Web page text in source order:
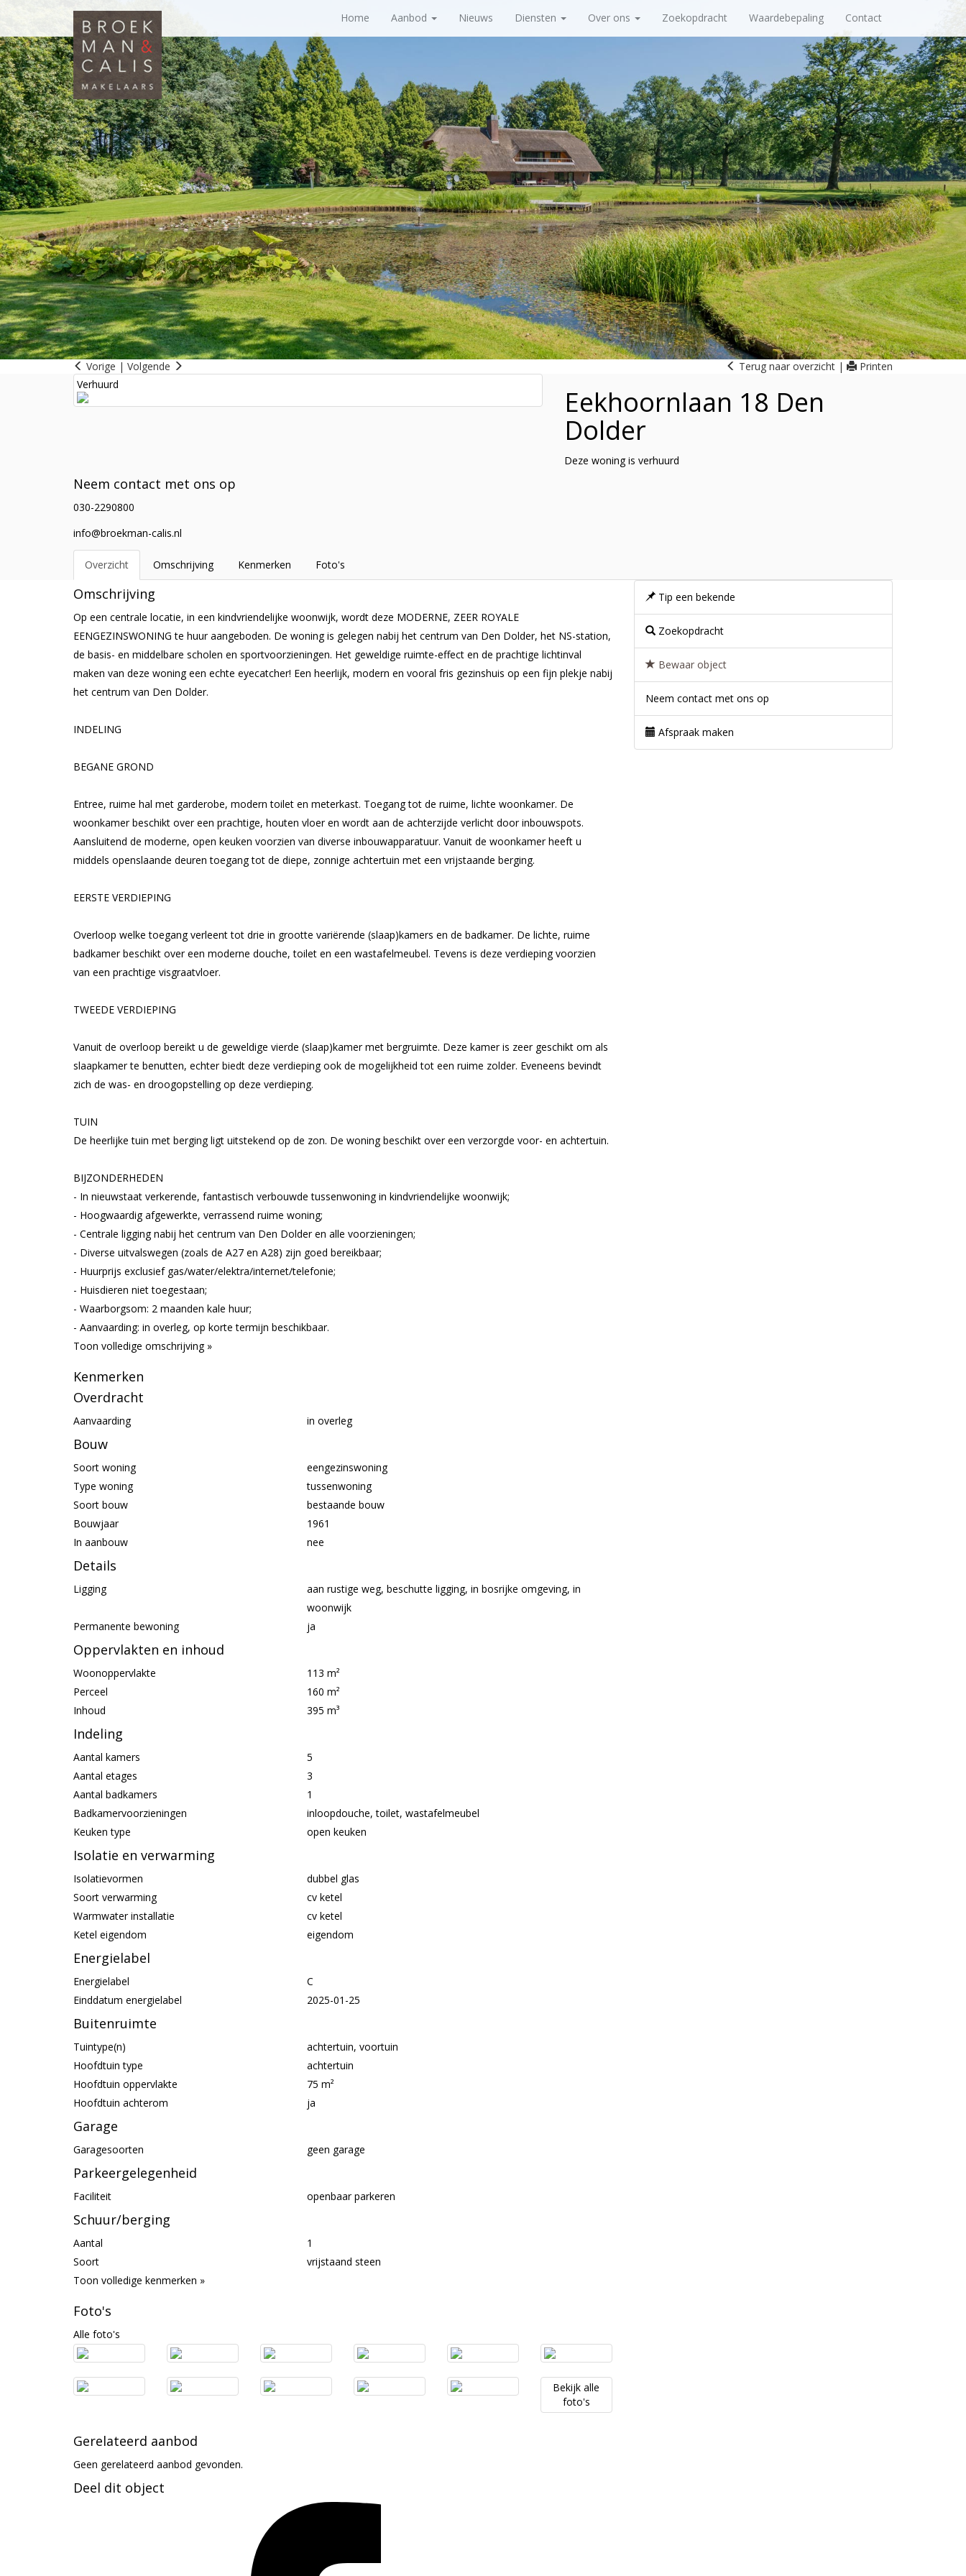
Home Aanbod Nieuws Diensten Over ons Zoekopdracht Waardebepaling Contact
Vorige | Volgende Terug naar overzicht |
Printen
Verhuurd
Eekhoornlaan 18 Den
Dolder
Deze woning is verhuurd
Neem contact met ons op
030-2290800
info@broekman-calis.nl
Overzicht Omschrijving Kenmerken Foto's
Omschrijving
Op een centrale locatie, in een kindvriendelijke woonwijk, wordt deze MODERNE, ZEER ROYALE
EENGEZINSWONING te huur aangeboden. De woning is gelegen nabij het centrum van Den Dolder, het NS-station,
de basis- en middelbare scholen en sportvoorzieningen. Het geweldige ruimte-effect en de prachtige lichtinval
maken van deze woning een echte eyecatcher! Een heerlijk, modern en vooral fris gezinshuis op een fijn plekje nabij
het centrum van Den Dolder.
INDELING
BEGANE GROND
Entree, ruime hal met garderobe, modern toilet en meterkast. Toegang tot de ruime, lichte woonkamer. De
woonkamer beschikt over een prachtige, houten vloer en wordt aan de achterzijde verlicht door inbouwspots.
Aansluitend de moderne, open keuken voorzien van diverse inbouwapparatuur. Vanuit de woonkamer heeft u
middels openslaande deuren toegang tot de diepe, zonnige achtertuin met een vrijstaande berging.
EERSTE VERDIEPING
Overloop welke toegang verleent tot drie in grootte variërende (slaap)kamers en de badkamer. De lichte, ruime
badkamer beschikt over een moderne douche, toilet en een wastafelmeubel. Tevens is deze verdieping voorzien
van een prachtige visgraatvloer.
TWEEDE VERDIEPING
Vanuit de overloop bereikt u de geweldige vierde (slaap)kamer met bergruimte. Deze kamer is zeer geschikt om als
slaapkamer te benutten, echter biedt deze verdieping ook de mogelijkheid tot een ruime zolder. Eveneens bevindt
zich de was- en droogopstelling op deze verdieping.
TUIN
De heerlijke tuin met berging ligt uitstekend op de zon. De woning beschikt over een verzorgde voor- en achtertuin.
BIJZONDERHEDEN
- In nieuwstaat verkerende, fantastisch verbouwde tussenwoning in kindvriendelijke woonwijk;
- Hoogwaardig afgewerkte, verrassend ruime woning;
- Centrale ligging nabij het centrum van Den Dolder en alle voorzieningen;
- Diverse uitvalswegen (zoals de A27 en A28) zijn goed bereikbaar;
- Huurprijs exclusief gas/water/elektra/internet/telefonie;
- Huisdieren niet toegestaan;
- Waarborgsom: 2 maanden kale huur;
- Aanvaarding: in overleg, op korte termijn beschikbaar.
Toon volledige omschrijving »
Kenmerken
Overdracht
Aanvaarding in overleg
Bouw
Soort woning
eengezinswoning
Type woning
tussenwoning
Soort bouw
bestaande bouw
Bouwjaar
1961
In aanbouw
nee
Details
Ligging
aan rustige weg, beschutte ligging, in bosrijke omgeving, in
woonwijk
Permanente bewoning
ja
Oppervlakten en inhoud
Woonoppervlakte
113 m²
Perceel
160 m²
Inhoud
395 m³
Indeling
Aantal kamers
5
Aantal etages
3
Aantal badkamers
1
Badkamervoorzieningen
inloopdouche, toilet, wastafelmeubel
Keuken type
open keuken
Isolatie en verwarming
Isolatievormen
dubbel glas
Soort verwarming
cv ketel
Warmwater installatie
cv ketel
Ketel eigendom
eigendom
Energielabel
Energielabel
C
Einddatum energielabel
2025-01-25
Buitenruimte
Tuintype(n)
achtertuin, voortuin
Hoofdtuin type
achtertuin
Hoofdtuin oppervlakte
75 m²
Hoofdtuin achterom
ja
Garage
Garagesoorten geen garage
Parkeergelegenheid
Faciliteit openbaar parkeren
Schuur/berging
Aantal
1
Soort
vrijstaand steen
Toon volledige kenmerken »
Foto's
Alle foto's
Bekijkalle
foto's
Gerelateerd aanbod
Geen gerelateerd aanbod gevonden.
Deel dit object
Tip een bekende
Zoekopdracht
Bewaar object
Neem contact met ons op
Afspraak maken